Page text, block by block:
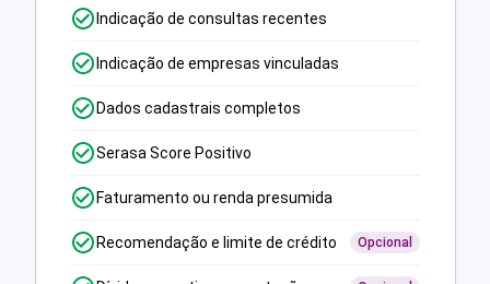
Indicação de consultas recentes
Indicação de empresas vinculadas
Dados cadastrais completos
Serasa Score Positivo
Faturamento ou renda presumida
Recomendação e limite de crédito Opcional